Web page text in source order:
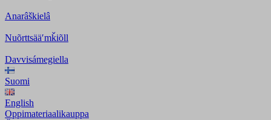
Anarâškielâ
Nuõrttsääʹmǩiõll
Davvisámegiella
Suomi
English
Oppimateriaalikauppa